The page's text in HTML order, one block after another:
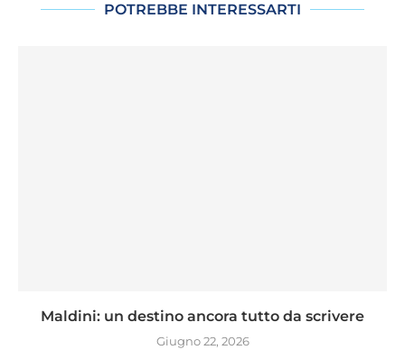
POTREBBE INTERESSARTI
Maldini: un destino ancora tutto da scrivere
Giugno 22, 2026